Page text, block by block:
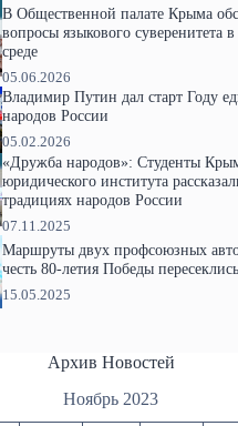
В Общественной палате Крыма
вопросы языкового суверенитета
среде
05.06.2026
Владимир Путин дал старт Году
народов России
05.02.2026
«Дружба народов»: Студенты
юридического института
традициях народов России
07.11.2025
Маршруты двух профсоюзных
честь 80-летия Победы
15.05.2025
Архив Новостей
Ноябрь 2023